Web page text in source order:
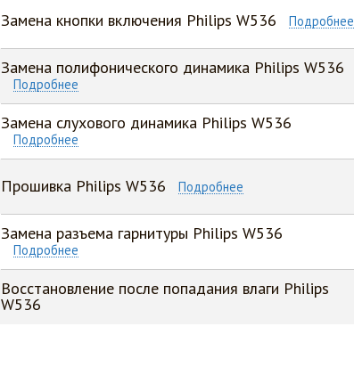
Замена кнопки включения Philips W536 Подробнее
Замена полифонического динамика Philips W536
Подробнее
Замена слухового динамика Philips W536
Подробнее
Прошивка Philips W536 Подробнее
Замена разъема гарнитуры Philips W536
Подробнее
Восстановление после попадания влаги Philips
W536